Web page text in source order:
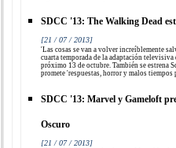
SDCC '13: The Walking Dead
[21 / 07 / 2013]
'Las cosas se van a volver increíblemente
cuarta temporada de la adaptación televisiva
próximo 13 de octubre. También se estrena
promete 'respuestas, horror y malos
SDCC '13: Marvel y Gameloft
Oscuro
[21 / 07 / 2013]